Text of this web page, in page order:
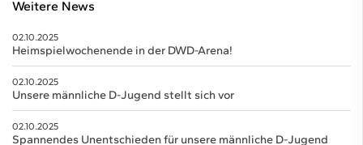
Weitere News
02.10.2025
Heimspielwochenende in der DWD-Arena!
02.10.2025
Unsere männliche D-Jugend stellt sich vor
02.10.2025
Spannendes Unentschieden für unsere männliche D-Jugend